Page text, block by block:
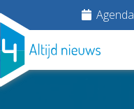
Agenda